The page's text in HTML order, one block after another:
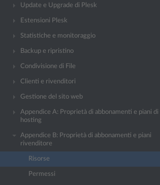
Update e Upgrade di Plesk
Estensioni Plesk
Statistiche e monitoraggio
Backup e ripristino
Condivisione di File
Clienti e rivenditori
Gestione del sito web
Appendice A: Proprietà di abbonamenti e piani di
hosting
Appendice B: Proprietà di abbonamenti e piani
rivenditore
Risorse
Permessi